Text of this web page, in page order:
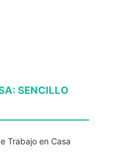
SENCILLO
Trabajo en Casa